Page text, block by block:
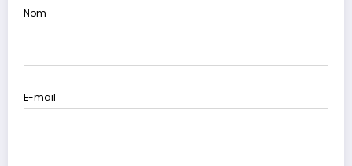
Nom
E-mail